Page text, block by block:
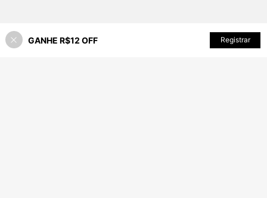
44% OFF! ADICIONAR AO CARRINHO
GANHE R$12 OFF Registrar